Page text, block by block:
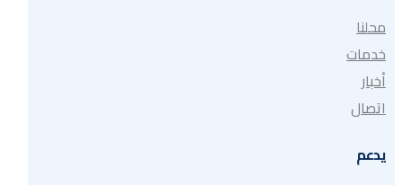
محلنا
خدمات
أخبار
اتصال
يدعم